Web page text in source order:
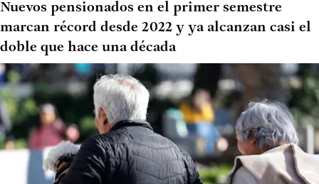
Nuevos pensionados en el primer semestre
marcan récord desde 2022 y ya alcanzan casi el
doble que hace una década